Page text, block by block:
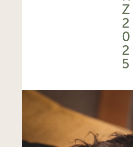
Z
2
0
2
5